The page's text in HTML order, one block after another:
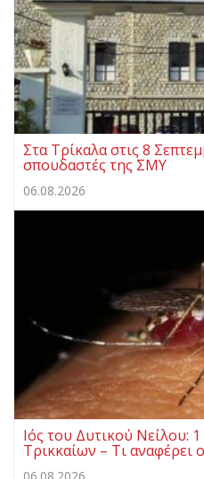
Στα Τρίκαλα στις 8
σπουδαστές της ΣΜΥ
06.08.2026
Ιός του Δυτικού Νείλου:
Τρικκαίων – Τι αναφέρει